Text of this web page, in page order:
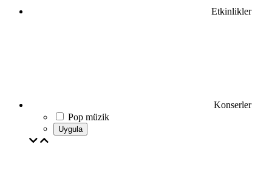
Etkinlikler
Konserler
Pop müzik
Uygula